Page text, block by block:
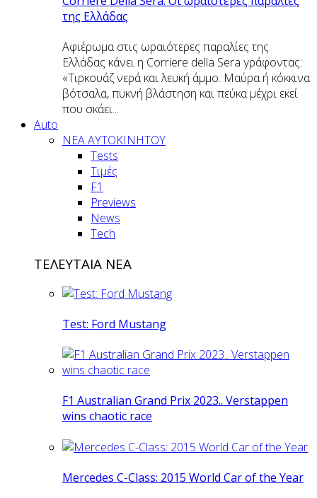
της Ελλάδας
Αφιέρωμα στις ωραιότερες παραλίες της
Ελλάδας κάνει η Corriere della Sera γράφοντας:
«Τιρκουάζ νερά και λευκή άμμο. Μαύρα ή κόκκινα
βότσαλα, πυκνή βλάστηση και πεύκα μέχρι εκεί
που σκάει...
Auto
NEA AYTOKINHTOY
Tests
Τιμές
F1
Previews
News
Tech
ΤΕΛΕΥΤΑΙΑ ΝΕΑ
Test: Ford Mustang
F1 Australian Grand Prix 2023.. Verstappen
wins chaotic race
Mercedes C-Class: 2015 World Car of the Year